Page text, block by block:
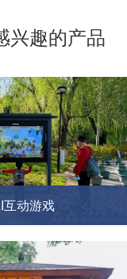
兴趣的产品
互动游戏